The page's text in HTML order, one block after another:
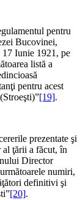
pentru
Bucovinei,
Iunie 1921, pe
listă a
pentru acest
[19].
prezentate şi
ţării a făcut, în
Director
numiri,
definitivi şi
[20].